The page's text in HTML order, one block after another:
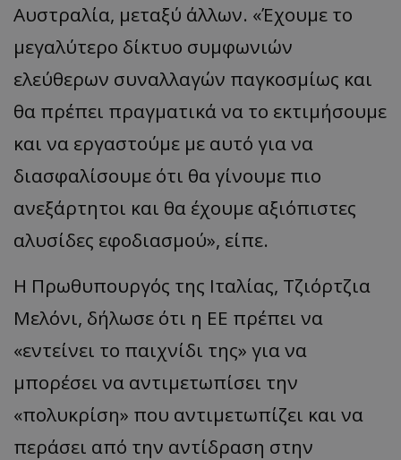
Αυστραλία, μεταξύ άλλων. «Έχουμε το
μεγαλύτερο δίκτυο συμφωνιών
ελεύθερων συναλλαγών παγκοσμίως και
θα πρέπει πραγματικά να το εκτιμήσουμε
και να εργαστούμε με αυτό για να
διασφαλίσουμε ότι θα γίνουμε πιο
ανεξάρτητοι και θα έχουμε αξιόπιστες
αλυσίδες εφοδιασμού», είπε.
Η Πρωθυπουργός της Ιταλίας, Τζιόρτζια
Μελόνι, δήλωσε ότι η ΕΕ πρέπει να
«εντείνει το παιχνίδι της» για να
μπορέσει να αντιμετωπίσει την
«πολυκρίση» που αντιμετωπίζει και να
περάσει από την αντίδραση στην